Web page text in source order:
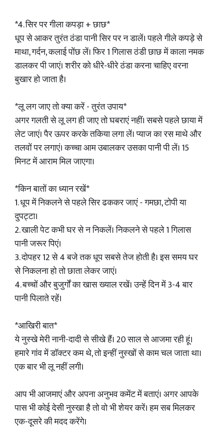
*4. सिर पर गीला कपड़ा + छाछ*
धूप से आकर तुरंत ठंडा पानी सिर पर न डालें। पहले गीले कपड़े से
माथा, गर्दन, कलाई पोंछ लें। फिर 1 गिलास ठंडी छाछ में काला नमक
डालकर पी जाएं। शरीर को धीरे-धीरे ठंडा करना चाहिए वरना
बुखार हो जाता है।
*लू लग जाए तो क्या करें - तुरंत उपाय*
अगर गलती से लू लग ही जाए तो घबराएं नहीं। सबसे पहले छाया में
लेट जाएं। पैर ऊपर करके तकिया लगा लें। प्याज का रस माथे और
तलवों पर लगाएं। कच्चा आम उबालकर उसका पानी पी लें। 15
मिनट में आराम मिल जाएगा।
*किन बातों का ध्यान रखें*
1. धूप में निकलने से पहले सिर ढककर जाएं - गमछा, टोपी या
दुपट्टा।
2. खाली पेट कभी घर से न निकलें। निकलने से पहले 1 गिलास
पानी जरूर पिएं।
3. दोपहर 12 से 4 बजे तक धूप सबसे तेज होती है। इस समय घर
से निकलना हो तो छाता लेकर जाएं।
4. बच्चों और बुजुर्गों का खास ख्याल रखें। उन्हें दिन में 3-4 बार
पानी पिलाते रहें।
*आखिरी बात*
ये नुस्खे मेरी नानी-दादी से सीखे हैं। 20 साल से आजमा रही हूं।
हमारे गांव में डॉक्टर कम थे, तो इन्हीं नुस्खों से काम चल जाता था।
एक बार भी लू नहीं लगी।
आप भी आजमाएं और अपना अनुभव कमेंट में बताएं। अगर आपके
पास भी कोई देसी नुस्खा है तो वो भी शेयर करें। हम सब मिलकर
एक-दूसरे की मदद करेंगे।